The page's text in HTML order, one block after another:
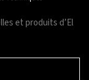
et produits d’El